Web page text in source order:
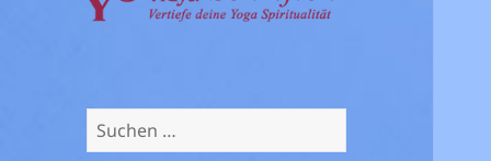
Suchen
nach: